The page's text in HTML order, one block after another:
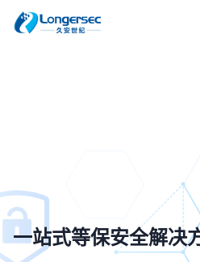
一站式等保安全解
密评合规改造方案
两高一弱安全解决
零信任安全接入解